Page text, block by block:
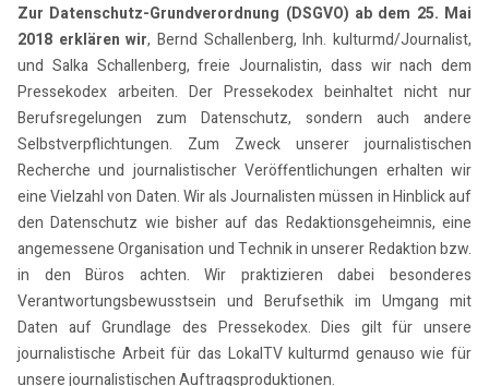
Zur Datenschutz-Grundverordnung (DSGVO) ab dem 25. Mai
2018 erklären wir, Bernd Schallenberg, Inh. kulturmd/Journalist,
und Salka Schallenberg, freie Journalistin, dass wir nach dem
Pressekodex arbeiten. Der Pressekodex beinhaltet nicht nur
Berufsregelungen zum Datenschutz, sondern auch andere
Selbstverpflichtungen. Zum Zweck unserer journalistischen
Recherche und journalistischer Veröffentlichungen erhalten wir
eine Vielzahl von Daten. Wir als Journalisten müssen in Hinblick auf
den Datenschutz wie bisher auf das Redaktionsgeheimnis, eine
angemessene Organisation und Technik in unserer Redaktion bzw.
in den Büros achten. Wir praktizieren dabei besonderes
Verantwortungsbewusstsein und Berufsethik im Umgang mit
Daten auf Grundlage des Pressekodex. Dies gilt für unsere
journalistische Arbeit für das LokalTV kulturmd genauso wie für
unsere journalistischen Auftragsproduktionen.